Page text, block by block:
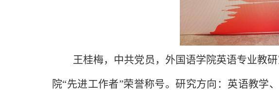
王桂梅，中共党员，外国语学院英语专业教
院“先进工作者”荣誉称号。研究方向：英语教学